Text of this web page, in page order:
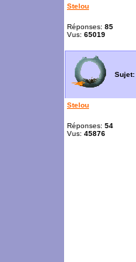
Stelou
Réponses: 85
Vus: 65019
Sujet:
Stelou
Réponses: 54
Vus: 45876